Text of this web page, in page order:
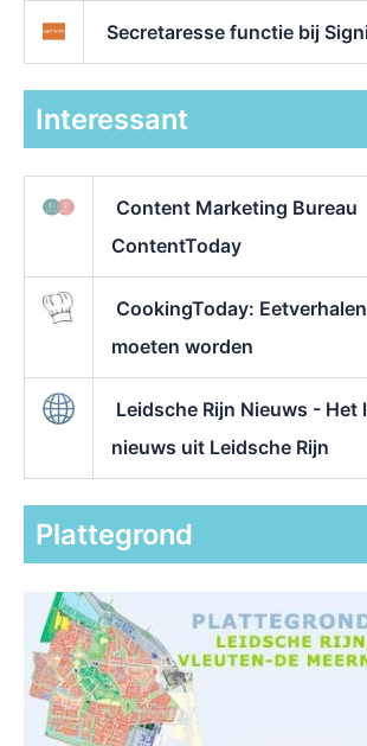
Secretaresse functie bij
Interessant
Content Marketing Bureau
ContentToday
CookingToday:
moeten worden
Leidsche Rijn Nieuws - Het
nieuws uit Leidsche Rijn
Plattegrond